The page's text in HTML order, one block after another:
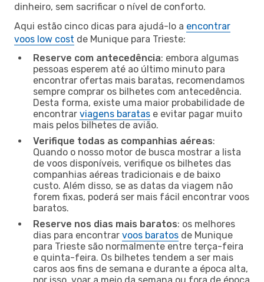
dinheiro, sem sacrificar o nível de conforto.
Aqui estão cinco dicas para ajudá-lo a encontrar
voos low cost de Munique para Trieste:
Reserve com antecedência: embora algumas
pessoas esperem até ao último minuto para
encontrar ofertas mais baratas, recomendamos
sempre comprar os bilhetes com antecedência.
Desta forma, existe uma maior probabilidade de
encontrar viagens baratas e evitar pagar muito
mais pelos bilhetes de avião.
Verifique todas as companhias aéreas:
Quando o nosso motor de busca mostrar a lista
de voos disponíveis, verifique os bilhetes das
companhias aéreas tradicionais e de baixo
custo. Além disso, se as datas da viagem não
forem fixas, poderá ser mais fácil encontrar voos
baratos.
Reserve nos dias mais baratos: os melhores
dias para encontrar voos baratos de Munique
para Trieste são normalmente entre terça-feira
e quinta-feira. Os bilhetes tendem a ser mais
caros aos fins de semana e durante a época alta,